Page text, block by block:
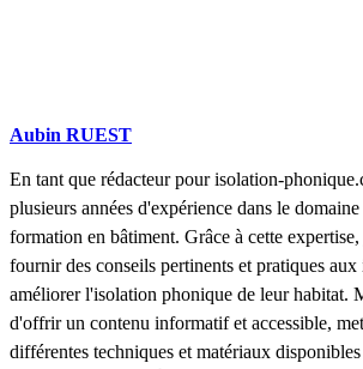
Aubin RUEST
En tant que rédacteur pour isolation-
plusieurs années d'expérience dans le
formation en bâtiment. Grâce à cette
fournir des conseils pertinents et pratiques aux
améliorer l'isolation phonique de leur habitat.
d'offrir un contenu informatif et accessible,
différentes techniques et matériaux